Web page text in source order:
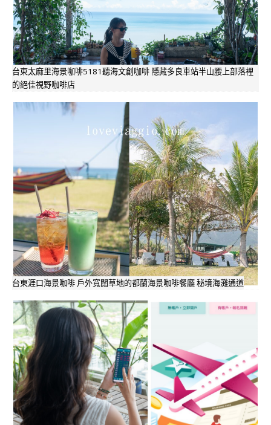
台東太麻里海景咖啡5181聽海文創咖啡 隱藏多良車站半山腰上部落裡
的絕佳視野咖啡店
台東涯口海景咖啡 戶外寬闊草地的都蘭海景咖啡餐廳 秘境海灘通道